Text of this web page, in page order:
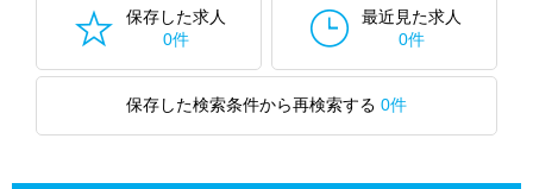
保存した求人
0件
最近見た求人
0件
保存した検索条件から再検索する 0件